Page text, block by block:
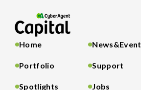
Home
Portfolio
Spotlights
News&Event
Support
Jobs